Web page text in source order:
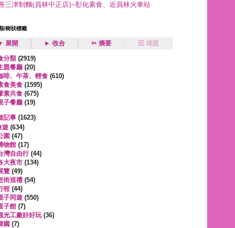
三津制麵(員林中正店)~彰化素食、近員林火車站
/樹狀標籤
展開 ► 收合 ✂ 摘要 ☰ 標題
分類 (2919)
題餐廳 (20)
啡、午茶、輕食 (610)
食美食 (1595)
素共食 (675)
子餐廳 (19)
記事 (1623)
遊 (634)
園 (47)
物館 (17)
灣自由行 (44)
大夜市 (134)
覽 (49)
街巡禮 (54)
程 (44)
子同遊 (550)
子館 (7)
光工廠好好玩(36)
國 (7)